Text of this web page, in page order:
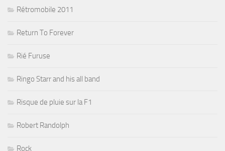
Rétromobile 2011
Return To Forever
Rié Furuse
Ringo Starr and his all band
Risque de pluie sur la F1
Robert Randolph
Rock